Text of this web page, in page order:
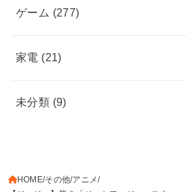
ゲーム (277)
家電 (21)
未分類 (9)
HOME その他 アニメ